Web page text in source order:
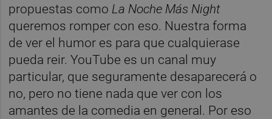
propuestas como La Noche Más Night
queremos romper con eso. Nuestra forma
de ver el humor es para que cualquierase
pueda reir. YouTube es un canal muy
particular, que seguramente desaparecerá o
no, pero no tiene nada que ver con los
amantes de la comedia en general. Por eso